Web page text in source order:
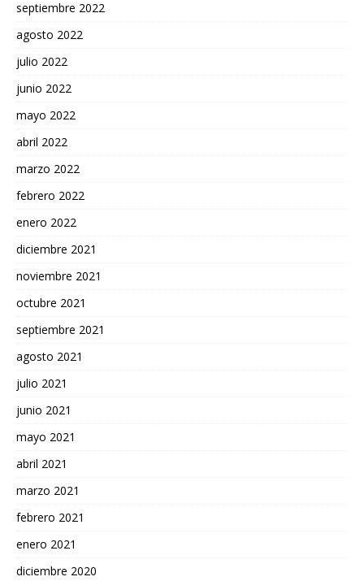
septiembre 2022
agosto 2022
julio 2022
junio 2022
mayo 2022
abril 2022
marzo 2022
febrero 2022
enero 2022
diciembre 2021
noviembre 2021
octubre 2021
septiembre 2021
agosto 2021
julio 2021
junio 2021
mayo 2021
abril 2021
marzo 2021
febrero 2021
enero 2021
diciembre 2020